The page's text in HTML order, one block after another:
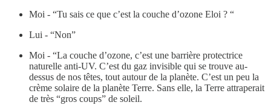
Moi - “Tu sais ce que c’est la couche d’ozone Eloi ? “
Lui - “Non”
Moi - “La couche d’ozone, c’est une barrière protectrice
naturelle anti-UV. C’est du gaz invisible qui se trouve au-
dessus de nos têtes, tout autour de la planète. C’est un peu la
crème solaire de la planète Terre. Sans elle, la Terre attraperait
de très “gros coups” de soleil.